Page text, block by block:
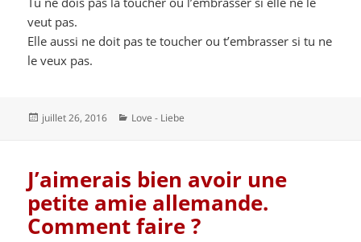
veut pas.
Elle aussi ne doit pas te toucher ou t’embrasser si tu ne
le veux pas.
Publié
juillet 26, 2016 Catégories
Love - Liebe
J’aimerais bien avoir une
petite amie allemande.
Comment faire ?